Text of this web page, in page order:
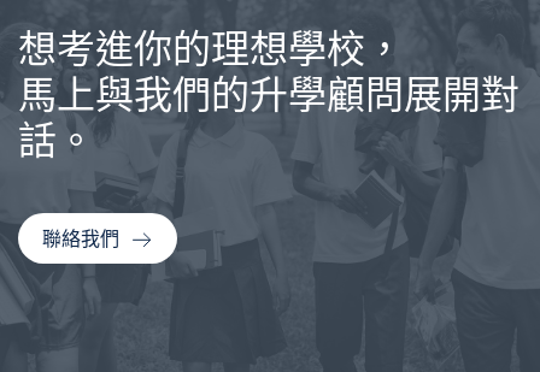
想考進你的理想學校，
馬上與我們的升學顧問展開對
話。
聯絡我們